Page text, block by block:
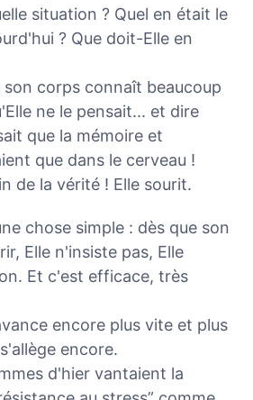
situation ? Quel en était le
? Que doit-Elle en
son corps connaît beaucoup
ne le pensait... et dire
que la mémoire et
que dans le cerveau !
de la vérité ! Elle sourit.
chose simple : dès que son
Elle n'insiste pas, Elle
Et c'est efficace, très
encore plus vite et plus
encore.
d'hier vantaient la